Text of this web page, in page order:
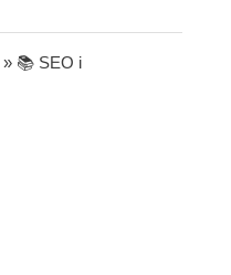
» 📚 SEO i